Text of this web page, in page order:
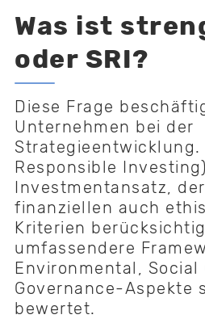
Was ist
oder SRI?
Diese Frage
Unternehmen bei der
Strategieentwicklung.
Responsible
Investmentansatz,
finanziellen auch
Kriterien
umfassendere
Environmental, Social
Governance-Aspekte
bewertet.